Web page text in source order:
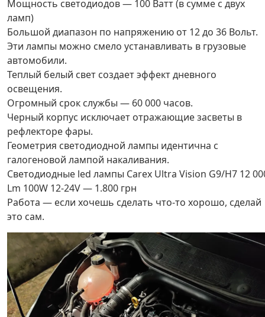
Мощность светодиодов — 100 Ватт (в сумме с двух
ламп)
Большой диапазон по напряжению от 12 до 36 Вольт.
Эти лампы можно смело устанавливать в грузовые
автомобили.
Теплый белый свет создает эффект дневного
освещения.
Огромный срок службы — 60 000 часов.
Черный корпус исключает отражающие засветы в
рефлекторе фары.
Геометрия светодиодной лампы идентична с
галогеновой лампой накаливания.
Светодиодные led лампы Carex Ultra Vision G9/H7 12
Lm 100W 12-24V — 1.800 грн
Работа — если хочешь сделать что-то хорошо, сделай
это сам.